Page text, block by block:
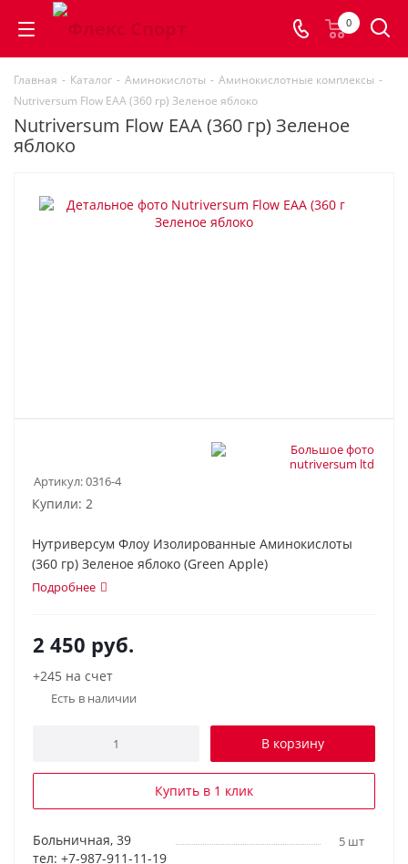
0
Главная - Каталог - Аминокислоты - Аминокислотные комплексы -
Nutriversum Flow EAA (360 гр) Зеленое яблоко
Nutriversum Flow EAA (360 гр) Зеленое
яблоко
Артикул:0316-4
Купили: 2
Нутриверсум Флоу Изолированные Аминокислоты
(360 гр) Зеленое яблоко (Green Apple)
Подробнее
2 450 руб.
+245 на счет
Есть в наличии
В корзину
Купить в 1 клик
Больничная, 39
тел: +7-987-911-11-19
5 шт